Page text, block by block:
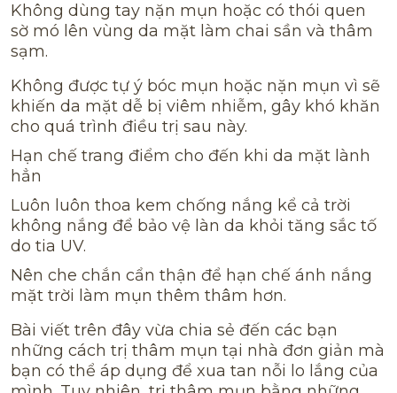
Không dùng tay nặn mụn hoặc có thói quen
sờ mó lên vùng da mặt làm chai sần và thâm
sạm.
Không được tự ý bóc mụn hoặc nặn mụn vì sẽ
khiến da mặt dễ bị viêm nhiễm, gây khó khăn
cho quá trình điều trị sau này.
Hạn chế trang điểm cho đến khi da mặt lành
hẳn
Luôn luôn thoa kem chống nắng kể cả trời
không nắng để bảo vệ làn da khỏi tăng sắc tố
do tia UV.
Nên che chắn cẩn thận để hạn chế ánh nắng
mặt trời làm mụn thêm thâm hơn.
Bài viết trên đây vừa chia sẻ đến các bạn
những cách trị thâm mụn tại nhà đơn giản mà
bạn có thể áp dụng để xua tan nỗi lo lắng của